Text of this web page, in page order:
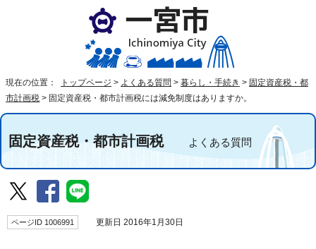
現在の位置： トップページ > よくある質問 > 暮らし・手続き > 固定資産税・都
市計画税 > 固定資産税・都市計画税には減免制度はありますか。
固定資産税・都市計画税 よくある質問
ページID 1006991 更新日 2016年1月30日